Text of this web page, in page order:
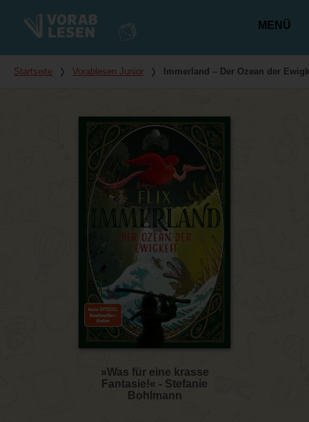
MENÜ
Du bist hier
Startseite ❭ Vorablesen Junior ❭ Immerland – Der Ozean der
»Was für eine krasse
Fantasie!« - Stefanie
Bohlmann